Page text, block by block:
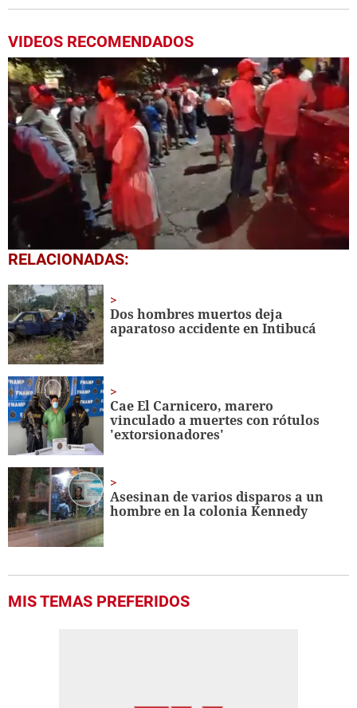
VIDEOS RECOMENDADOS
0
of
minutes,
48
seconds
RELACIONADAS:
Dos hombres muertos deja
aparatoso accidente en Intibucá
Cae El Carnicero, marero
vinculado a muertes con rótulos
'extorsionadores'
Asesinan de varios disparos a un
hombre en la colonia Kennedy
MIS TEMAS PREFERIDOS